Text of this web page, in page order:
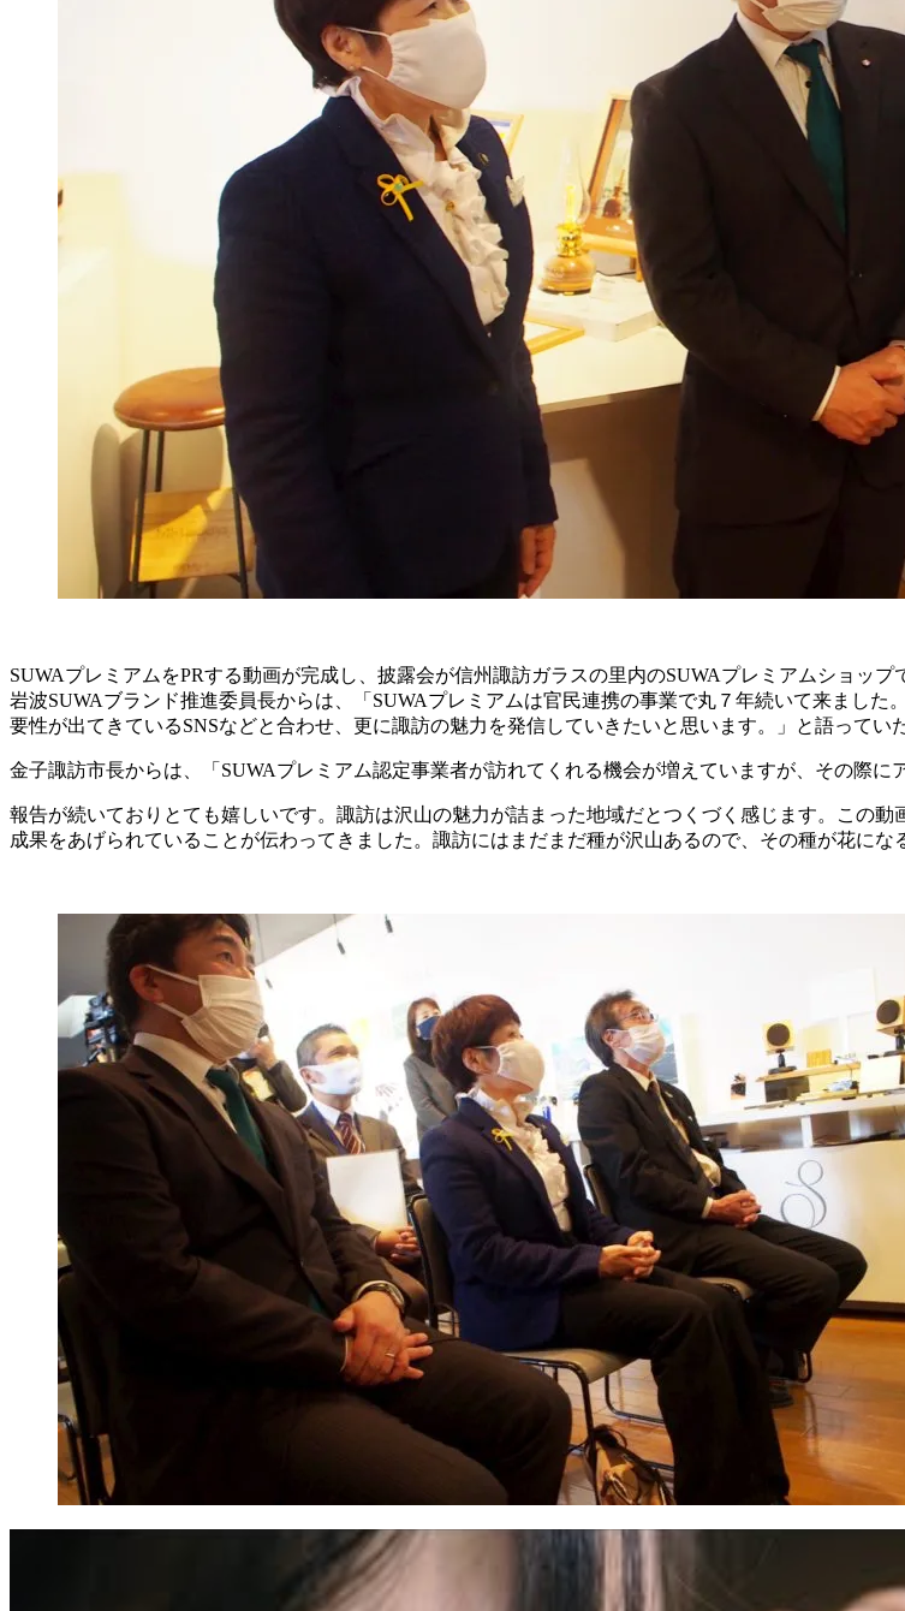
SUWAプレミアムをPRする動画が完成し、披露会が信州諏訪ガラスの里内のSUWAプレミアムショップ
岩波SUWAブランド推進委員長からは、「SUWAプレミアムは官民連携の事業で丸７年続いて来まし
要性が出てきているSNSなどと合わせ、更に諏訪の魅力を発信していきたいと思います。」と語ってい
金子諏訪市長からは、「SUWAプレミアム認定事業者が訪れてくれる機会が増えていますが、その際に
報告が続いておりとても嬉しいです。諏訪は沢山の魅力が詰まった地域だとつくづく感じます。この
成果をあげられていることが伝わってきました。諏訪にはまだまだ種が沢山あるので、その種が花にな